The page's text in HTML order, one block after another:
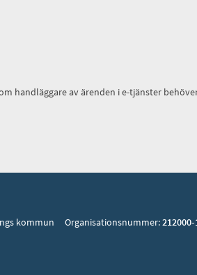
handläggare av ärenden i e-tjänster
kommun Organisationsnummer: